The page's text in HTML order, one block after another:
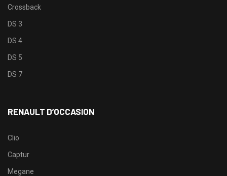
Crossback
DS 3
DS 4
DS 5
DS 7
RENAULT D’OCCASION
Clio
Captur
Megane